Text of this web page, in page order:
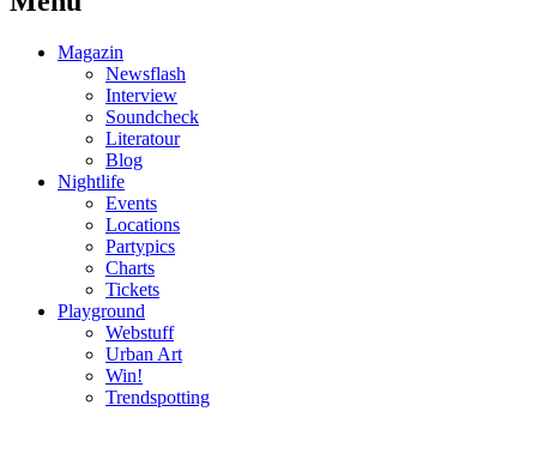
Magazin
Newsflash
Interview
Soundcheck
Literatour
Blog
Nightlife
Events
Locations
Partypics
Charts
Tickets
Playground
Webstuff
Urban Art
Win!
Trendspotting